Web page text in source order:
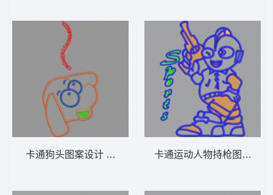
卡通狗头图案设计 童装 卡通 贴布卡通运动人物持枪图案 童